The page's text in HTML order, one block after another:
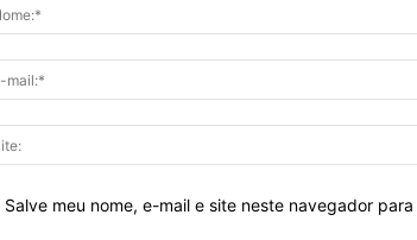
Salve meu nome, e-mail e site neste navegador